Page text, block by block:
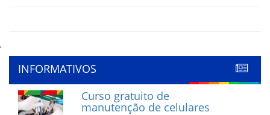
'
INFORMATIVOS
Curso gratuito de
manutenção de celulares